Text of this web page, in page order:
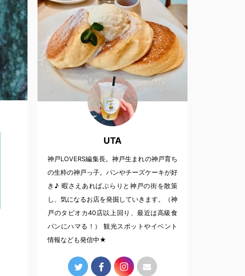
UTA
神戸LOVERS編集長。神戸生まれの神戸育ち
の生粋の神戸っ子。パンやチーズケーキが好
き♪ 暇さえあればぶらりと神戸の街を散策
し、気になるお店を発掘していきます。（神
戸のタピオカ40店以上回り、最近は高級食
パンにハマる！） 観光スポットやイベント
情報なども発信中★